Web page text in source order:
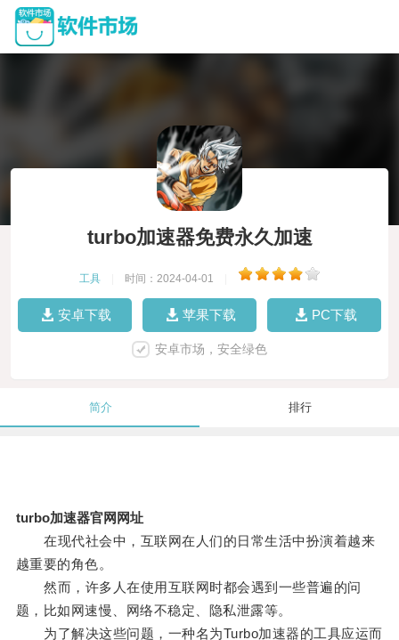
turbo加速器免费永久加速
工具 时间：2024-04-01
安卓下载 苹果下载 PC下载
安卓市场，安全绿色
简介 排行
turbo加速器官网网址
在现代社会中，互联网在人们的日常生活中扮演着越来
越重要的角色。
然而，许多人在使用互联网时都会遇到一些普遍的问
题，比如网速慢、网络不稳定、隐私泄露等。
为了解决这些问题，一种名为Turbo加速器的工具应运而